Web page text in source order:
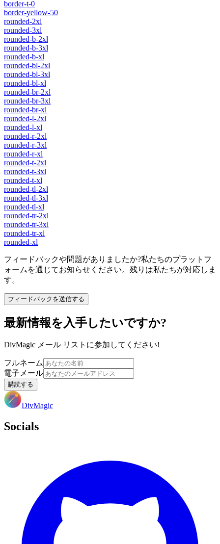
border-t-0
border-yellow-50
rounded-2xl
rounded-3xl
rounded-b-2xl
rounded-b-3xl
rounded-b-xl
rounded-bl-2xl
rounded-bl-3xl
rounded-bl-xl
rounded-br-2xl
rounded-br-3xl
rounded-br-xl
rounded-l-2xl
rounded-l-xl
rounded-r-2xl
rounded-r-3xl
rounded-r-xl
rounded-t-2xl
rounded-t-3xl
rounded-t-xl
rounded-tl-2xl
rounded-tl-3xl
rounded-tl-xl
rounded-tr-2xl
rounded-tr-3xl
rounded-tr-xl
rounded-xl
フィードバックや問題がありましたか?私たちのプラットフ
ォームを通じてお知らせください。残りは私たちが対応しま
す。
フィードバックを送信する
最新情報を入手したいですか?
DivMagic メール リストに参加してください!
フルネーム
電子メール
購読する
DivMagic
Socials